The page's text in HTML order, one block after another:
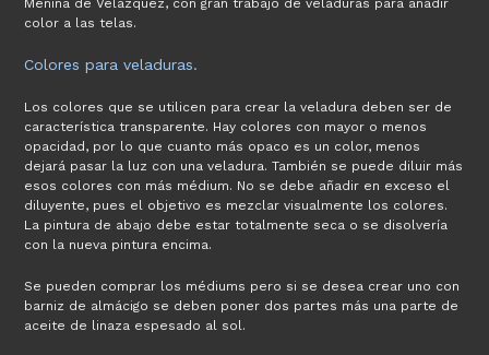
Menina de Velazquez, con gran trabajo de veladuras para añadir
color a las telas.
Colores para veladuras.
Los colores que se utilicen para crear la veladura deben ser de
característica transparente. Hay colores con mayor o menos
opacidad, por lo que cuanto más opaco es un color, menos
dejará pasar la luz con una veladura. También se puede diluir más
esos colores con más médium. No se debe añadir en exceso el
diluyente, pues el objetivo es mezclar visualmente los colores.
La pintura de abajo debe estar totalmente seca o se disolvería
con la nueva pintura encima.
Se pueden comprar los médiums pero si se desea crear uno con
barniz de almácigo se deben poner dos partes más una parte de
aceite de linaza espesado al sol.